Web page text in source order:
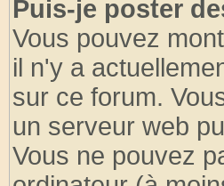
Puis-je poster
Vous pouvez
il n'y a
sur ce forum.
un serveur web
Vous ne pouvez